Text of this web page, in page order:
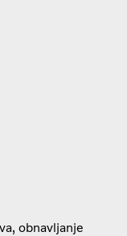
obnavljanje